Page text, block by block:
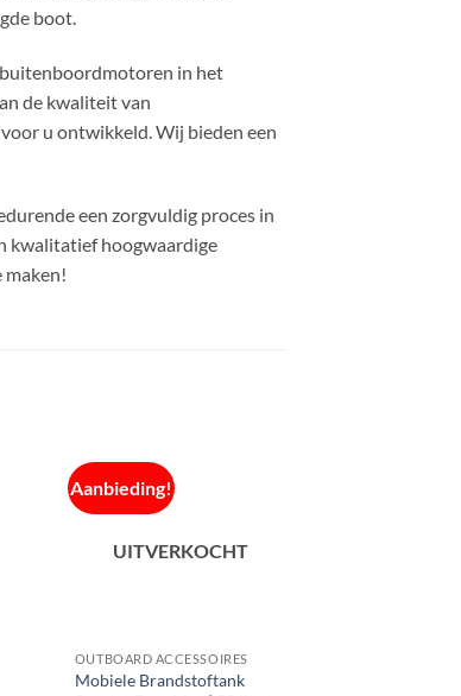
boot.
in het
de kwaliteit van
u ontwikkeld. Wij bieden een
een zorgvuldig proces in
kwalitatief hoogwaardige
maken!
Aanbieding!
UITVERKOCHT
OUTBOARD ACCESSOIRES
Mobiele Brandstoftank